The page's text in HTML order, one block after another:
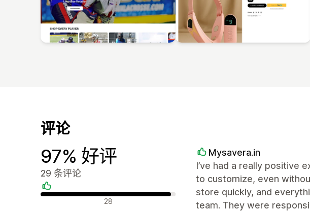
评论
97% 好评
29 条评论
好评 28
Mysavera.in
I’ve had a really positive
to customize, even
store quickly, and
team. They were